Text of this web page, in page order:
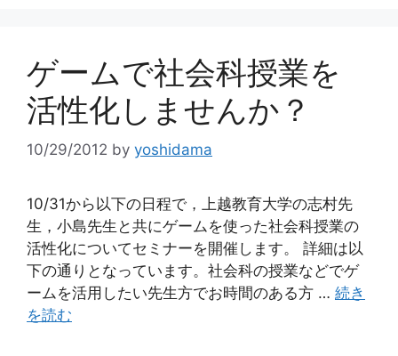
ゲームで社会科授業を
活性化しませんか？
10/29/2012 by yoshidama
10/31から以下の日程で，上越教育大学の志村先
生，小島先生と共にゲームを使った社会科授業の
活性化についてセミナーを開催します。 詳細は以
下の通りとなっています。社会科の授業などでゲ
ームを活用したい先生方でお時間のある方 … 続き
を読む